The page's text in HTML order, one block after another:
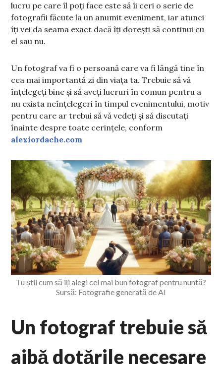
lucru pe care îl poți face este să îi ceri o serie de
fotografii făcute la un anumit eveniment, iar atunci
îți vei da seama exact dacă îți dorești să continui cu
el sau nu.
Un fotograf va fi o persoană care va fi lângă tine în
cea mai importantă zi din viața ta. Trebuie să vă
înțelegeți bine și să aveți lucruri în comun pentru a
nu exista neînțelegeri în timpul evenimentului, motiv
pentru care ar trebui să vă vedeți și să discutați
înainte despre toate cerințele, conform
alexiordache.com
Tu știi cum să îți alegi cel mai bun fotograf pentru nuntă?
Sursă: Fotografie generată de AI
Un fotograf trebuie să
aibă dotările necesare